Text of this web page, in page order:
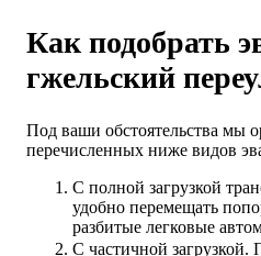
Как подобрать
гжельский
Под ваши обстоятельства мы
перечисленных ниже видов
С полной загрузкой
удобно перемещать
разбитые легковые
С частичной